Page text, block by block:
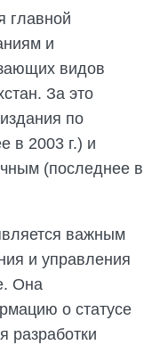
И
ЭКСКУРСИЙ
ПРАКТИК,
главной
и
видов
За это
по
в 2003 г.) и
(последнее в
важным
и управления
Она
о статусе
разработки